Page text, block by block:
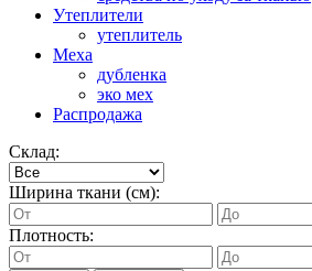
Утеплители
утеплитель
Меха
дубленка
эко мех
Распродажа
Склад:
Ширина ткани (см):
Плотность: